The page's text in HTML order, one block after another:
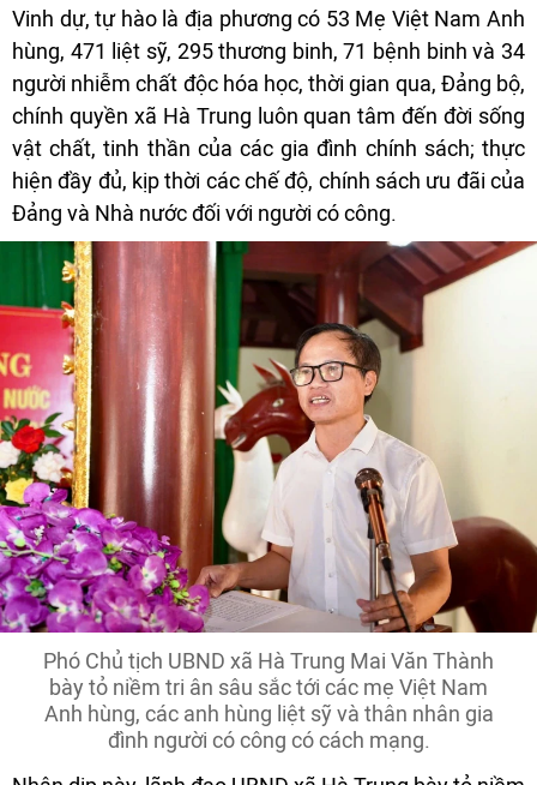
Vinh dự, tự hào là địa phương có 53 Mẹ Việt Nam Anh
hùng, 471 liệt sỹ, 295 thương binh, 71 bệnh binh và 34
người nhiễm chất độc hóa học, thời gian qua, Đảng bộ,
chính quyền xã Hà Trung luôn quan tâm đến đời sống
vật chất, tinh thần của các gia đình chính sách; thực
hiện đầy đủ, kịp thời các chế độ, chính sách ưu đãi của
Đảng và Nhà nước đối với người có công.
Phó Chủ tịch UBND xã Hà Trung Mai Văn Thành
bày tỏ niềm tri ân sâu sắc tới các mẹ Việt Nam
Anh hùng, các anh hùng liệt sỹ và thân nhân gia
đình người có công có cách mạng.